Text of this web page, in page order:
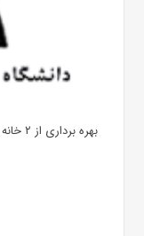
بهره ‌برداری از ۲ خانه بهداشت شهدای ارتش در چهارمحال و بختیاری